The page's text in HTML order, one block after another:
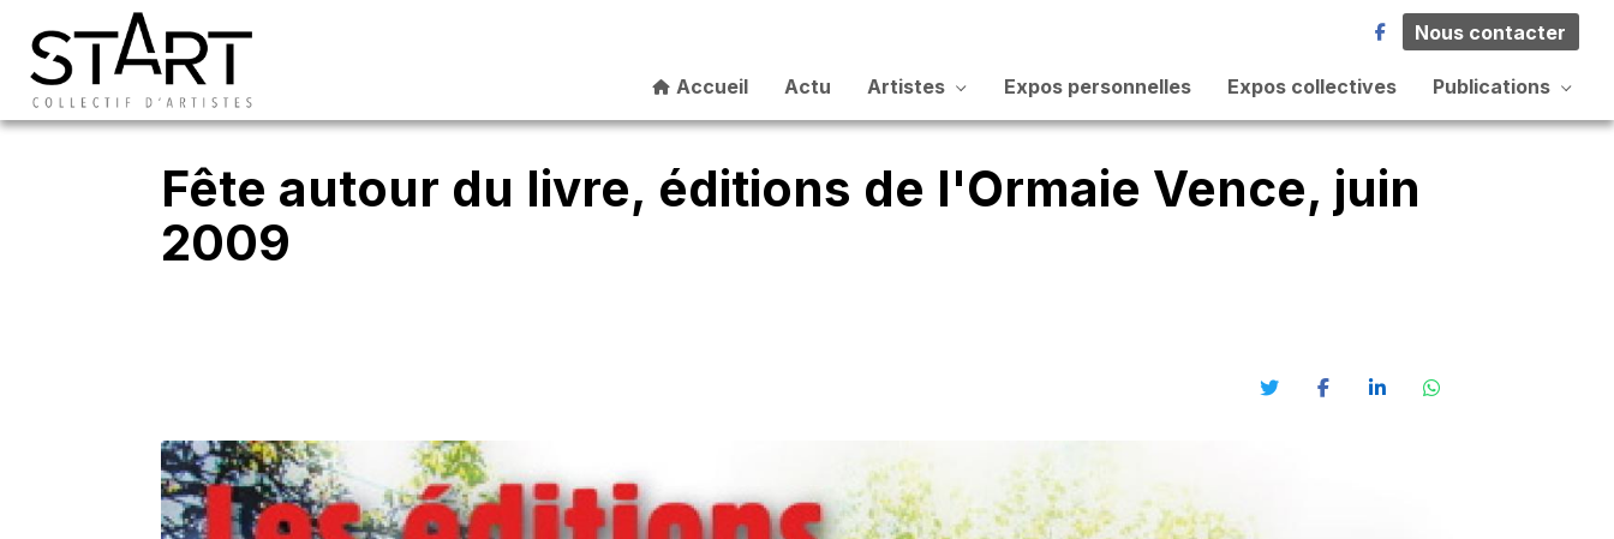
Accueil Actu Artistes Expos personnelles Expos collectives Publications
Nous contacter
Fête autour du livre, éditions de l'Ormaie Vence, juin
2009